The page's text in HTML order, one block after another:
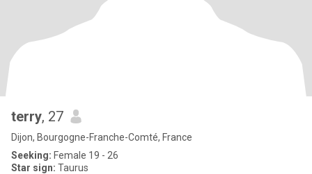
terry, 27
Dijon, Bourgogne-Franche-Comté, France
Seeking: Female 19 - 26
Star sign: Taurus